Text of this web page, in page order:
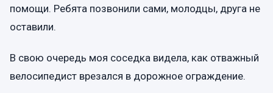
помощи. Ребята позвонили сами, молодцы, друга не
оставили.
В свою очередь моя соседка видела, как отважный
велосипедист врезался в дорожное ограждение.